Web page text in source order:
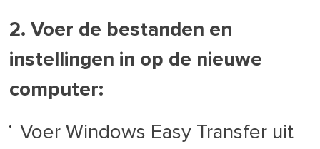
2. Voer de bestanden en
instellingen in op de nieuwe
computer:
Voer Windows Easy Transfer uit